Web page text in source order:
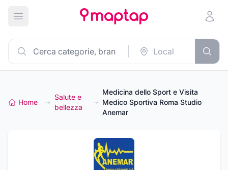
Apri menu principale
Home
Salute e
bellezza
Medicina dello Sport e Visita
Medico Sportiva Roma Studio
Anemar